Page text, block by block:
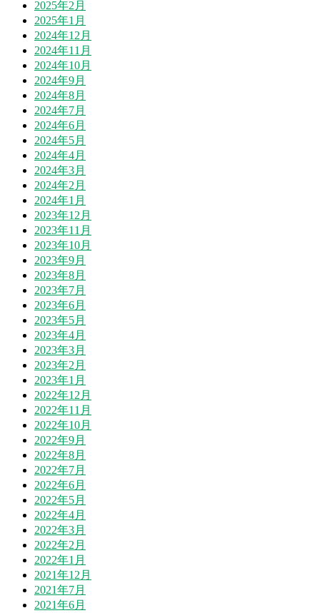
2025年2月
2025年1月
2024年12月
2024年11月
2024年10月
2024年9月
2024年8月
2024年7月
2024年6月
2024年5月
2024年4月
2024年3月
2024年2月
2024年1月
2023年12月
2023年11月
2023年10月
2023年9月
2023年8月
2023年7月
2023年6月
2023年5月
2023年4月
2023年3月
2023年2月
2023年1月
2022年12月
2022年11月
2022年10月
2022年9月
2022年8月
2022年7月
2022年6月
2022年5月
2022年4月
2022年3月
2022年2月
2022年1月
2021年12月
2021年7月
2021年6月